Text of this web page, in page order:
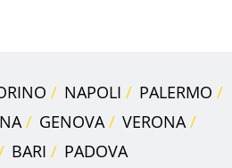
NAPOLI
PALERMO
GENOVA
VERONA
BARI PADOVA